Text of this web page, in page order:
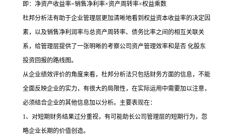
即：净资产收益率=销售净利率×资产周转率×权益乘数
杜邦分析法有助于企业管理层更加清晰地看到权益资本收益率的决定因
素，以及销售净利润率与总资产周转率、债务比率之间的相互关联关
系，给管理层提供了一张明晰的考察公司资产管理效率和是否 化股东
投资回报的路线图。
从企业绩效评价的角度来看，杜邦分析法只包括财务方面的信息，不能
全面反映企业的实力，有很大的局限性，在实际运用中需要加以注意，
必须结合企业的其他信息加以分析。主要表现在：
1、对短期财务结果过分重视，有可能助长公司管理层的短期行为，忽
略企业长期的价值创造。